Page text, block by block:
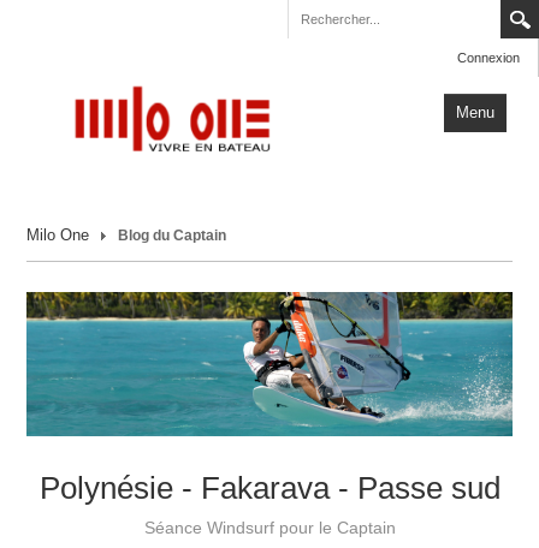
Connexion
Menu
Carnets de Voyage
Actualités
Plus
Milo One Blog du Captain
Polynésie - Fakarava - Passe sud
Séance Windsurf pour le Captain